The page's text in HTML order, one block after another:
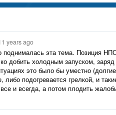
years ago
поднималась эта тема. Позиция
добить холодным запуском,
это было бы уместно
либо подогревается грелкой, и
и всегда, а потом плодить